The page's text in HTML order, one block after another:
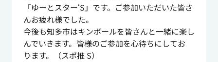
「ゆーとスター‘S」です。ご参加いただいた皆さ
んお疲れ様でした。
今後も知多市はキンボールを皆さんと一緒に楽し
んでいきます。皆様のご参加を心待ちにしてお
ります。（スポ推 S）